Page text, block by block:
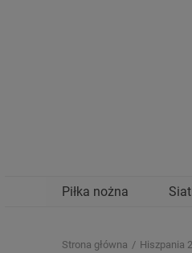
Piłka nożna
Strona główna Hiszpania 2